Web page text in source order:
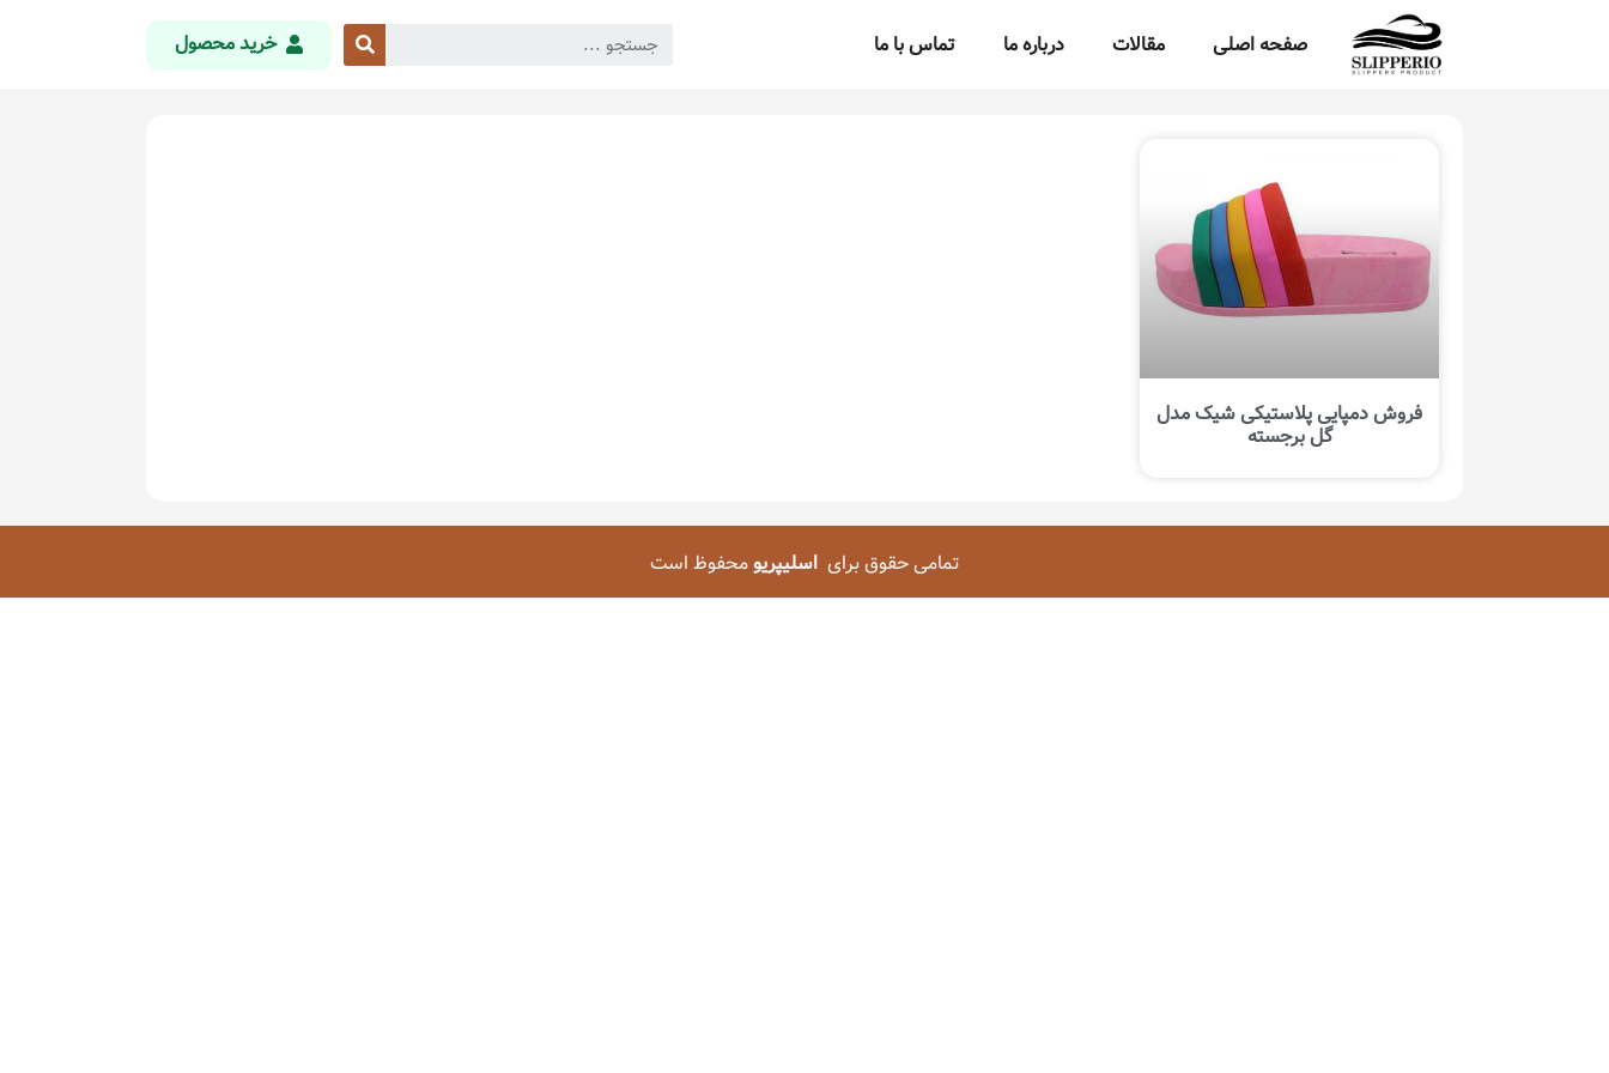
صفحه اصلی مقالات درباره ما تماس با ما خرید محصول
فروش دمپایی پلاستیکی شیک مدل
گل برجسته
تمامی حقوق برایاسلیپریومحفوظ است